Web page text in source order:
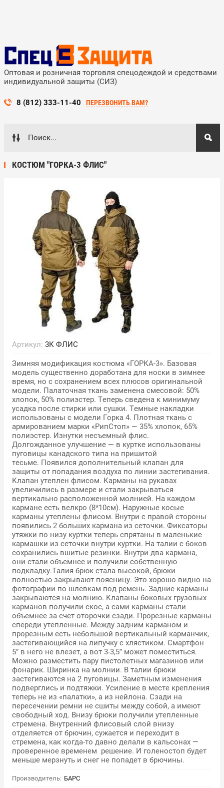
Оптовая и розничная торговля спецодеждой и средствами
индивидуальной защиты (СИЗ)
8 (812) 333-11-40 ПЕРЕЗВОНИТЬ ВАМ?
КОСТЮМ "ГОРКА-3 ФЛИС"
Артикул: 3К ФЛИС
Зимняя модификация костюма «ГОРКА-3». Базовая
модель существенно доработана для носки в зимнее
время, но с сохранением всех плюсов оригинальной
модели. Палаточная ткань заменена смесовой: 50%
хлопок, 50% полиэстер. Теперь сведена к минимуму
усадка после стирки или сушки. Темные накладки
использованы с модели Горка 4. Плотная ткань с
армированием марки «РипСтоп» — 35% хлопок, 65%
полиэстер. Изнутки несъемный флис.
Долгожданное улучшение — в куртке использованы
пуговицы канадского типа на пришитой
тесьме. Появился дополнительный клапан для
защиты от попадания воздуха по линии застегивания.
Клапан утеплен флисом. Карманы на рукавах
увеличились в размере и стали закрываться
вертикально расположенной молнией. На каждом
кармане есть велкро (8*10см). Наружные косые
карманы утеплены флисом. Внутри с правой стороны
появились 2 больших кармана из сеточки. Фиксаторы
утяжки по низу куртки теперь спрятаны в маленькие
кармашки из сеточки внутри куртки. На талии с боков
сохранились вшитые резинки. Внутри два кармана,
они стали объемнее и получили собственную
подкладку.Талия брюк стала высокой, брюки
полностью закрывают поясницу. Это хорошо видно на
фотографии по шлевкам под ремень. Задние карманы
закрываются на молнию. Клапаны боковых грузовых
карманов получили скос, а сами карманы стали
объемнее за счет оторочки сзади. Прорезные карманы
спереди утепленные. Между задним карманом и
прорезным есть небольшой вертикальный карманчик,
застегивающийся на липучку с хлястиком. Смартфон
5″ в него не влезет, а вот 3-3,5″ может поместиться.
Можно разместить пару пистолетных магазинов или
фонарик. Ширинка на молнии. В талии брюки
застегиваются на 2 пуговицы. Заметным изменения
подверглись и подтяжки. Усиление в месте крепления
теперь не из «палатки», а из нейлона. Сзади на
пересечении ремни не сшиты между собой, а имеют
свободный ход. Внизу брюки получили утепленные
стремена. Внутренний флисовый слой внизу
отделяется от брючин, сужается и переходит в
стремена, как когда-то давно делали в кальсонах —
проверенное временем решение. И голеностоп будет
меньше мерзнуть и снег не попадет в брючины.
Производитель: БАРС